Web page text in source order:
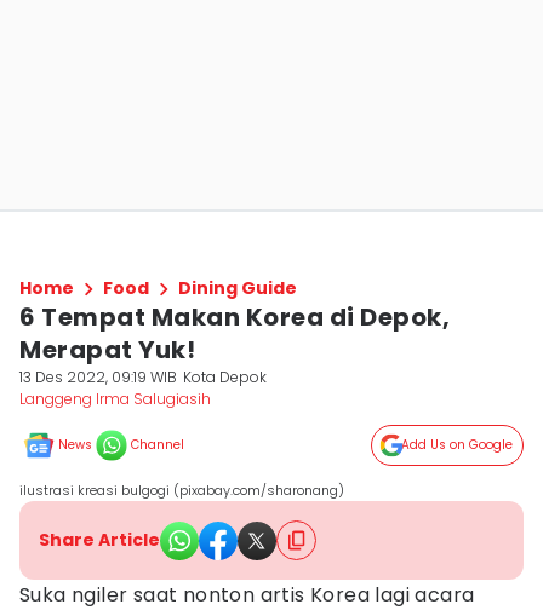
Home Food Dining Guide
6 Tempat Makan Korea di Depok,
Merapat Yuk!
13 Des 2022, 09:19 WIB Kota Depok
Langgeng Irma Salugiasih
News Channel Add Us on Google
ilustrasi kreasi bulgogi (pixabay.com/sharonang)
Share Article
Suka ngiler saat nonton artis Korea lagi acara